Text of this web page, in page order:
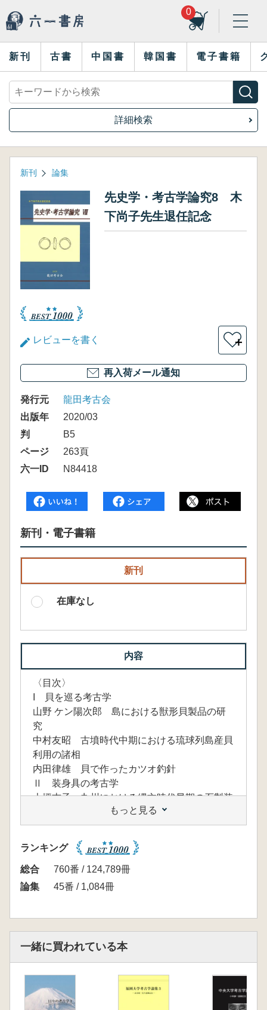
0
新刊 古書 中国書 韓国書 電子書籍
詳細検索
新刊 論集
先史学・考古学論究8 木
下尚子先生退任記念
レビューを書く ＋
再入荷メール通知
発行元
龍田考古会
出版年
2020/03
判
B5
ページ
263頁
六一ID
N84418
新刊・電子書籍
新刊
在庫なし
内容
〈目次〉
I 貝を巡る考古学
山野 ケン陽次郎 島における獣形貝製品の研
究
中村友昭 古墳時代中期における琉球列島産貝
利用の諸相
内田律雄 貝で作ったカツオ釣針
Ⅱ 装身具の考古学
大坪志子 九州における縄文時代早期の石製装
森 貴教 上越市馬場遺跡出土の鉄針と砥石
安田未来 琉球列島のサメ歯製品および模造品
について
山口大介 ギリシア後期新石器時代における円
筒状ビーズの素材選択
と鳥ノ峯遺跡の集団関係
與嶺友紀也 奄美諸島における土師器模倣甕の
るのか 肥前西部地域での出土事例の検討
もっと見る
ランキング
総合
760番 / 124,789冊
論集
45番 / 1,084冊
一緒に買われている本